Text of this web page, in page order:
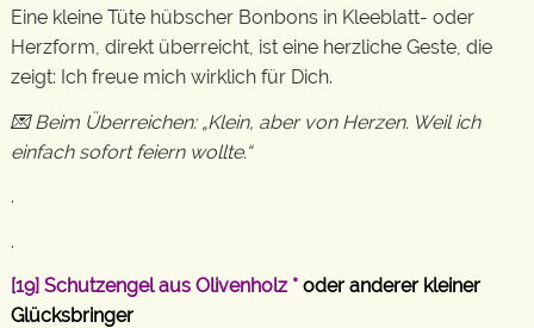
Eine kleine Tüte hübscher Bonbons in Kleeblatt- oder
Herzform, direkt überreicht, ist eine herzliche Geste, die
zeigt: Ich freue mich wirklich für Dich.
💌 Beim Überreichen: „Klein, aber von Herzen. Weil ich
einfach sofort feiern wollte.“
.
.
[19] Schutzengel aus Olivenholz * oder anderer kleiner
Glücksbringer